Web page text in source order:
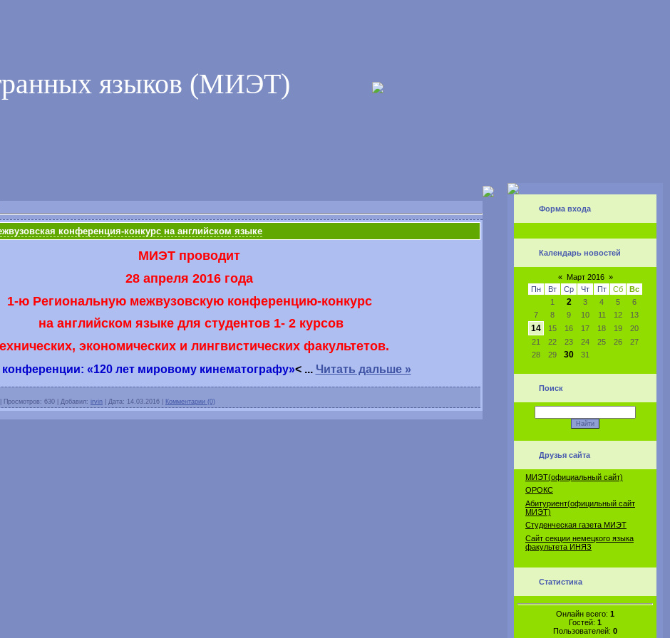
языков (МИЭТ)
конференция-конкурс на английском языке
МИЭТ проводит
28 апреля 2016 года
1-ю Региональную межвузовскую конференцию-конкурс
на английском языке для студентов 1- 2 курсов
экономических и лингвистических факультетов.
«120 лет мировому кинематографу»< ... Читать дальше »
Просмотров: 630 Добавил: irvin Дата: 14.03.2016 Комментарии (0)
Форма входа
Календарь новостей
« Март 2016 »
Пн
Вт Ср Чт Пт Сб
Вс
1
2 3 4 5
6
7
8 9 10 11 12 13
14 15 16 17 18 19
20
21
22 23 24 25 26
27
28
29 30 31
Поиск
Друзья сайта
МИЭТ(официальный сайт)
ОРОКС
Абитуриент(официльный сайт
МИЭТ)
Студенческая газета МИЭТ
Сайт секции немецкого языка
факультета ИНЯЗ
Статистика
Онлайн всего: 1
Гостей: 1
Пользователей: 0